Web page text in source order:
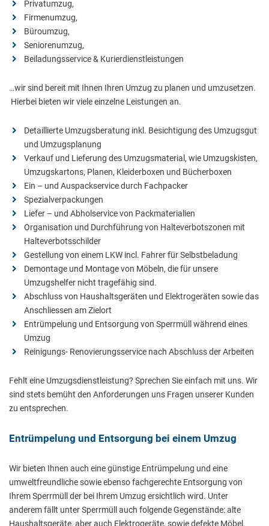
Privatumzug,
Firmenumzug,
Büroumzug,
Seniorenumzug,
Beiladungsservice & Kurierdienstleistungen
…wir sind bereit mit Ihnen Ihren Umzug zu planen und umzusetzen.
Hierbei bieten wir viele einzelne Leistungen an.
Detaillierte Umzugsberatung inkl. Besichtigung des Umzugsgut
und Umzugsplanung
Verkauf und Lieferung des Umzugsmaterial, wie Umzugskisten,
Umzugskartons, Planen, Kleiderboxen und Bücherboxen
Ein – und Auspackservice durch Fachpacker
Spezialverpackungen
Liefer – und Abholservice von Packmaterialien
Organisation und Durchführung von Halteverbotszonen mit
Halteverbotsschilder
Gestellung von einem LKW incl. Fahrer für Selbstbeladung
Demontage und Montage von Möbeln, die für unsere
Umzugshelfer nicht tragefähig sind.
Abschluss von Haushaltsgeräten und Elektrogeräten sowie das
Anschliessen am Zielort
Entrümpelung und Entsorgung von Sperrmüll während eines
Umzug
Reinigungs- Renovierungsservice nach Abschluss der Arbeiten
Fehlt eine Umzugsdienstleistung? Sprechen Sie einfach mit uns. Wir
sind stets bemüht den Anforderungen uns Fragen unserer Kunden
zu entsprechen.
Entrümpelung und Entsorgung bei einem Umzug
Wir bieten Ihnen auch eine günstige Entrümpelung und eine
umweltfreundliche sowie ebenso fachgerechte Entsorgung von
Ihrem Sperrmüll der bei Ihrem Umzug ersichtlich wird. Unter
anderem fällt unter Sperrmüll auch folgende Gegenstände: alte
Haushaltsgeräte, aber auch Elektrogeräte, sowie defekte Möbel,